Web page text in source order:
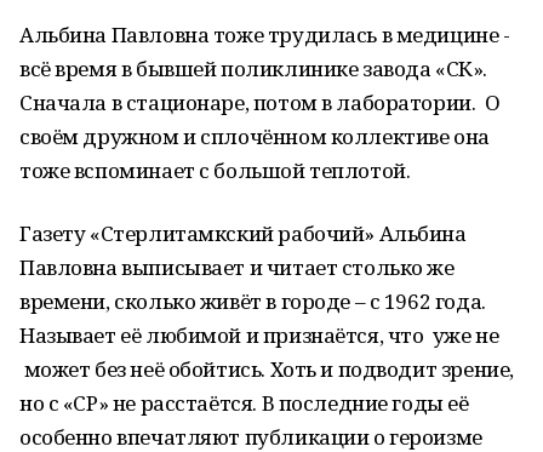
Альбина Павловна тоже трудилась в медицине -
всё время в бывшей поликлинике завода «СК».
Сначала в стационаре, потом в лаборатории. О
своём дружном и сплочённом коллективе она
тоже вспоминает с большой теплотой.
Газету «Стерлитамкский рабочий» Альбина
Павловна выписывает и читает столько же
времени, сколько живёт в городе – с 1962 года.
Называет её любимой и признаётся, что уже не
может без неё обойтись. Хоть и подводит зрение,
но с «СР» не расстаётся. В последние годы её
особенно впечатляют публикации о героизме